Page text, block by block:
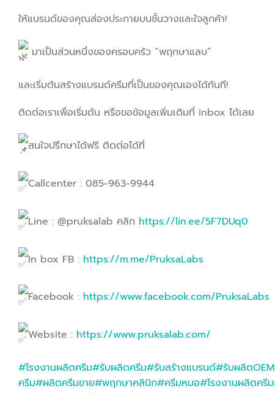
ให้แบรนด์ของคุณส่องประกายบนชั้นวางและใจลูกค้า!
มาเป็นส่วนหนึ่งของครอบครัว “พฤกษาแลบ”
และเริ่มต้นสร้างแบรนด์ครีมที่เป็นของคุณเองได้ทันที!
ติดต่อเราเพื่อเริ่มต้น หรือขอข้อมูลเพิ่มเติมที่ inbox ได้เลย
สนใจปรึกษาได้ฟรี ติดต่อได้ที่
Callcenter : 085-963-9944
Line : @pruksalab คลิก https://lin.ee/5F7DUq0
In box FB : https://m.me/PruksaLabs
Facebook : https://www.facebook.com/PruksaLabs
Website : https://www.pruksalab.com/
#โรงงานผลิตครีม#รับผลิตครีม#รับสร้างแบรนด์#รับผลิตOEM
ครีม#ผลิตครีมขาย#พฤกษาคลินิก#ครีมหมอ#โรงงานผลิตครีม